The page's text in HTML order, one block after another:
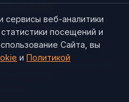
support@ets2.su
соглашение
веб-аналитики
посещений и
Сайта, вы
и Политикой